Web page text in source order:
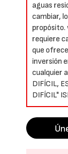
aguas
cambiar,
propósito.
requiere
que
inversión
cualquier
DIFÍCIL,
DIFÍCIL"